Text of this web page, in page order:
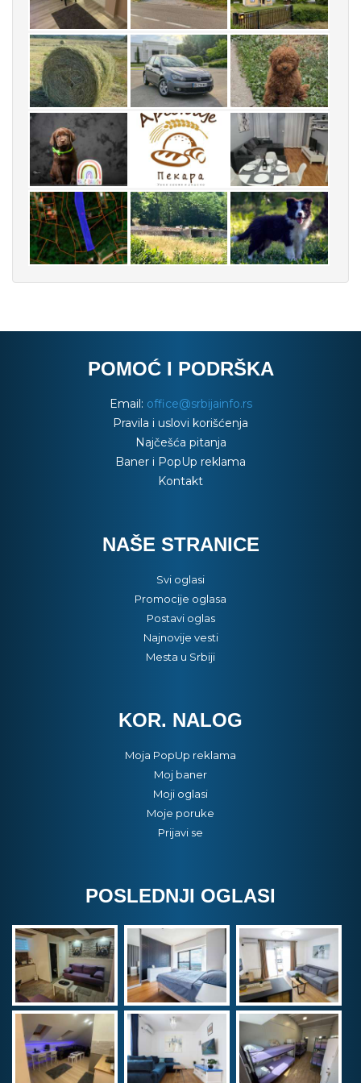
POMOĆ I PODRŠKA
Email: office@srbijainfo.rs
Pravila i uslovi korišćenja
Najčešća pitanja
Baner i PopUp reklama
Kontakt
NAŠE STRANICE
Svi oglasi
Promocije oglasa
Postavi oglas
Najnovije vesti
Mesta u Srbiji
KOR. NALOG
Moja PopUp reklama
Moj baner
Moji oglasi
Moje poruke
Prijavi se
POSLEDNJI OGLASI